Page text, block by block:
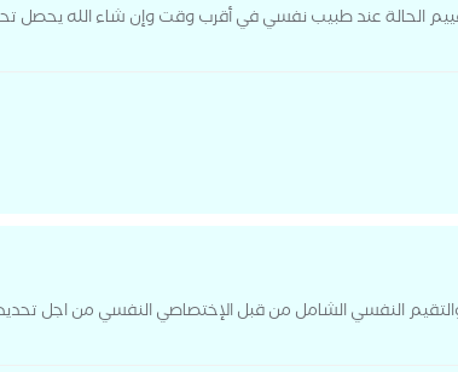
الحالة عند طبيب نفسي في أقرب وقت وإن شاء الله يحصل
والتقيم النفسي الشامل من قبل الإختصاصي النفسي من اجل